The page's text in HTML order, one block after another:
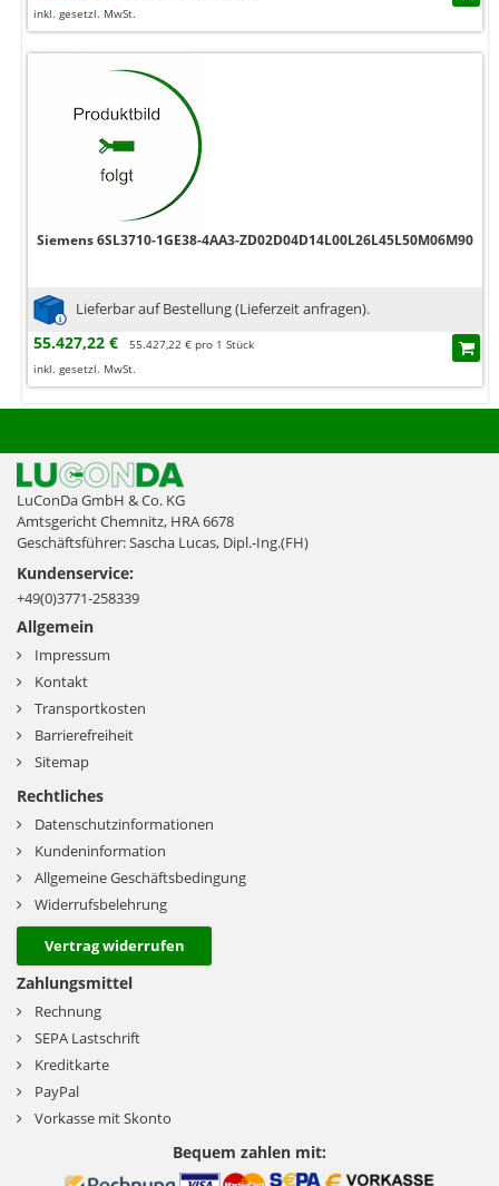
inkl. gesetzl. MwSt.
Siemens 6SL3710-1GE38-4AA3-ZD02D04D14L00L26L45L50M06M90
Lieferbar auf Bestellung (Lieferzeit anfragen).
55.427,22 €
55.427,22 € pro 1 Stück
inkl. gesetzl. MwSt.
LuConDa GmbH & Co. KG
Amtsgericht Chemnitz, HRA 6678
Geschäftsführer: Sascha Lucas, Dipl.-Ing.(FH)
Kundenservice:
+49(0)3771-258339
Allgemein
Impressum
Kontakt
Transportkosten
Barrierefreiheit
Sitemap
Rechtliches
Datenschutzinformationen
Kundeninformation
Allgemeine Geschäftsbedingung
Widerrufsbelehrung
Vertrag widerrufen
Zahlungsmittel
Rechnung
SEPA Lastschrift
Kreditkarte
PayPal
Vorkasse mit Skonto
Bequem zahlen mit: